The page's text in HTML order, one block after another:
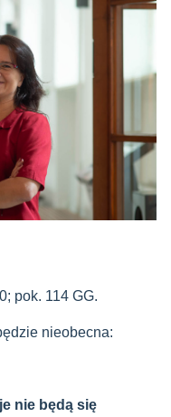
pok. 114 GG.
nieobecna:
nie będą się